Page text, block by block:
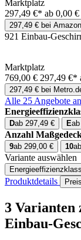
Marktplatz
297,49 €* ab 0,00 €
297,49 € bei
921 Einbau-
Marktplatz
769,00 € 297,49 €*
297,49 € bei
Alle 25 Angebote
Dab 297,49 € E
Anzahl
9ab 299,00 € 10
Variante auswählen
Produktdetails
3 Varianten
Einbau-